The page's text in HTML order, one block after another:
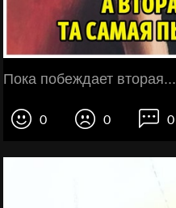
Пока побеждает вторая...
0 0 0